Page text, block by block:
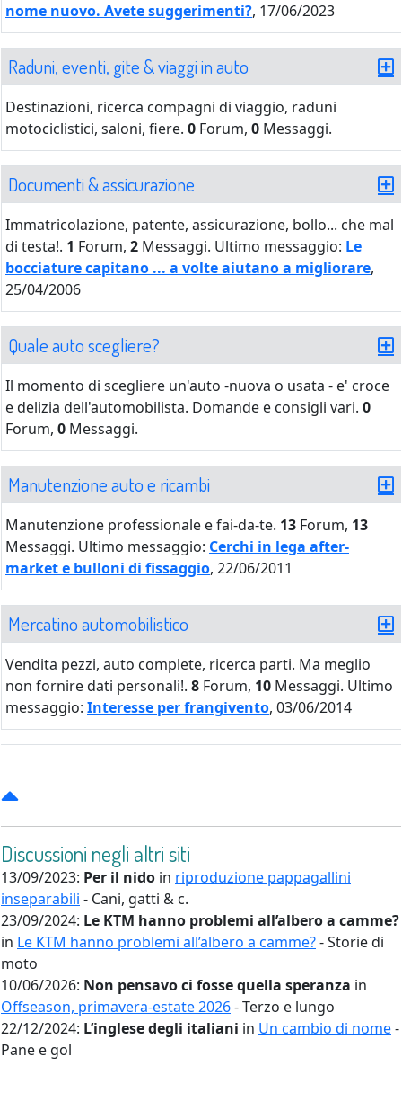
nome nuovo. Avete suggerimenti?, 17/06/2023
Raduni, eventi, gite & viaggi in auto
Destinazioni, ricerca compagni di viaggio, raduni
motociclistici, saloni, fiere. 0 Forum, 0 Messaggi.
Documenti & assicurazione
Immatricolazione, patente, assicurazione, bollo... che mal
di testa!. 1 Forum, 2 Messaggi. Ultimo messaggio: Le
bocciature capitano ... a volte aiutano a migliorare,
25/04/2006
Quale auto scegliere?
Il momento di scegliere un'auto -nuova o usata - e' croce
e delizia dell'automobilista. Domande e consigli vari. 0
Forum, 0 Messaggi.
Manutenzione auto e ricambi
Manutenzione professionale e fai-da-te. 13 Forum, 13
Messaggi. Ultimo messaggio: Cerchi in lega after-
market e bulloni di fissaggio, 22/06/2011
Mercatino automobilistico
Vendita pezzi, auto complete, ricerca parti. Ma meglio
non fornire dati personali!. 8 Forum, 10 Messaggi. Ultimo
messaggio: Interesse per frangivento, 03/06/2014
Discussioni negli altri siti
13/09/2023: Per il nido in riproduzione pappagallini
inseparabili - Cani, gatti & c.
23/09/2024: Le KTM hanno problemi all’albero a camme?
in Le KTM hanno problemi all’albero a camme?- Storie di
moto
10/06/2026: Non pensavo ci fosse quella speranza in
Offseason, primavera-estate 2026- Terzo e lungo
22/12/2024: L’inglese degli italiani in Un cambio di nome-
Pane e gol